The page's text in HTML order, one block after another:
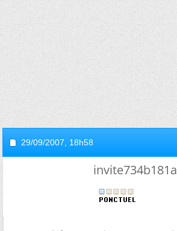
29/09/2007, 18h58
invite734b181a